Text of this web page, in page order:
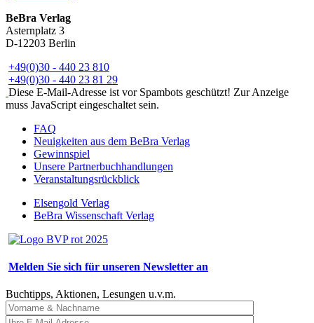
BeBra Verlag
Asternplatz 3
D-12203 Berlin
+49(0)30 - 440 23 810
+49(0)30 - 440 23 81 29
Diese E-Mail-Adresse ist vor Spambots geschützt! Zur Anzeige
muss JavaScript eingeschaltet sein.
FAQ
Neuigkeiten aus dem BeBra Verlag
Gewinnspiel
Unsere Partnerbuchhandlungen
Veranstaltungsrückblick
Elsengold Verlag
BeBra Wissenschaft Verlag
Melden Sie sich für unseren Newsletter an
Buchtipps, Aktionen, Lesungen u.v.m.